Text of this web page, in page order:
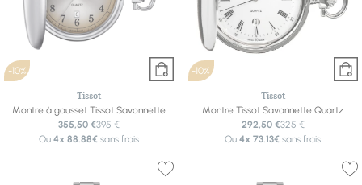
-10%
Tissot
Montre à gousset Tissot Savonnette
355,50 €395 €
Ou4x 88.88€ sans frais
-10%
Tissot
Montre Tissot Savonnette Quartz
292,50 €325 €
Ou4x 73.13€ sans frais